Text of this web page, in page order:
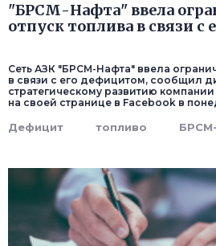
"БРСМ-Нафта" ввела
отпуск топлива в связи
Сеть АЗК "БРСМ-Нафта" ввела
в связи с его дефицитом, сообщил
стратегическому развитию
на своей странице в Facebook в
Дефицит топливо